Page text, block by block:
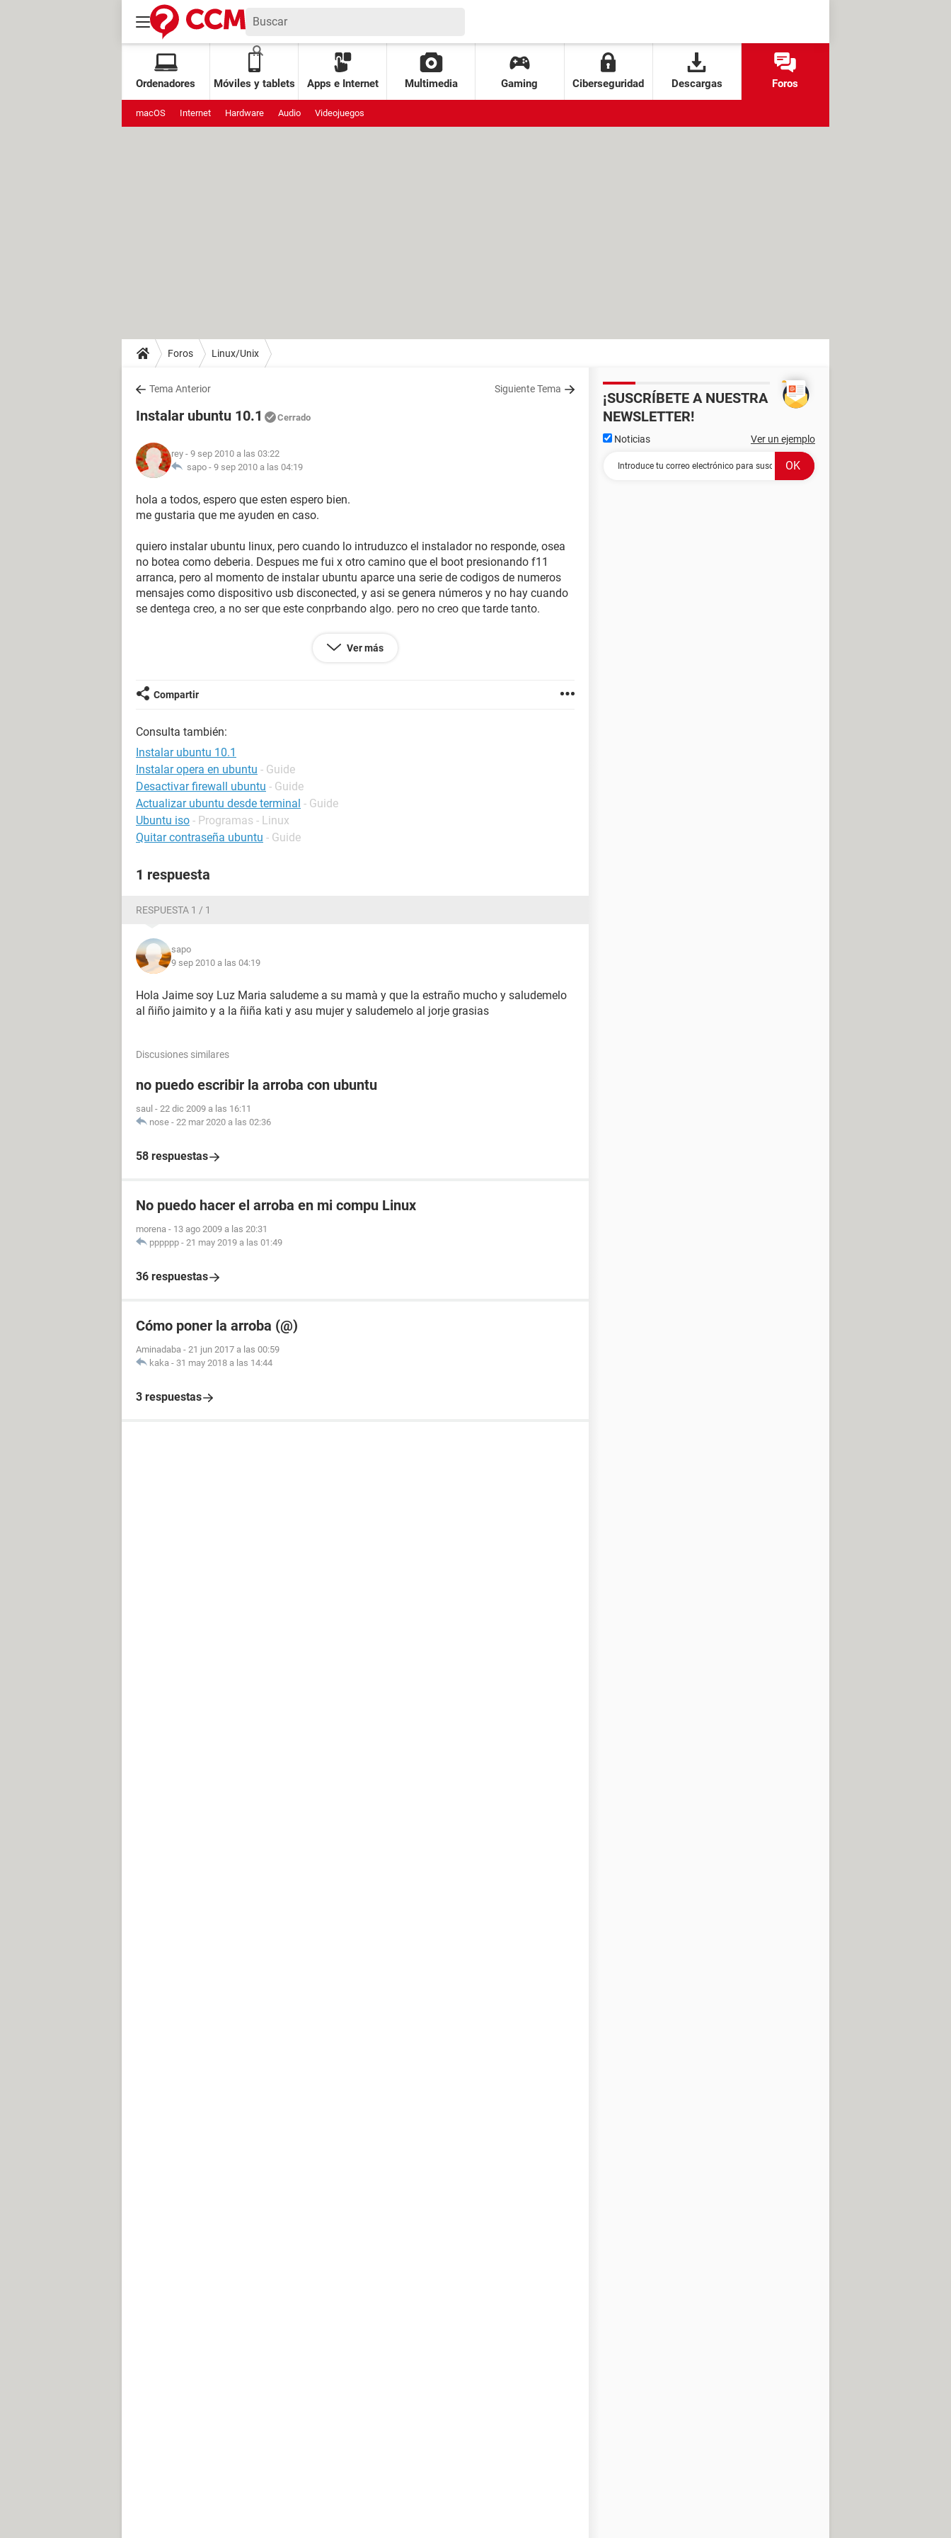
Ordenadores Móviles y tablets Apps e Internet Multimedia Gaming Ciberseguridad Descargas Foros
macOS Internet Hardware Audio Videojuegos
Foros Linux/Unix
Tema Anterior Siguiente Tema
Instalar ubuntu 10.1 Cerrado
rey - 9 sep 2010 a las 03:22
sapo - 9 sep 2010 a las 04:19
hola a todos, espero que esten espero bien.
me gustaria que me ayuden en caso.
quiero instalar ubuntu linux, pero cuando lo intruduzco el instalador no responde, osea
no botea como deberia. Despues me fui x otro camino que el boot presionando f11
arranca, pero al momento de instalar ubuntu aparce una serie de codigos de numeros
mensajes como dispositivo usb disconected, y asi se genera números y no hay cuando
se dentega creo, a no ser que este conprbando algo. pero no creo que tarde tanto.
Ver más
Compartir
Consulta también:
Instalar ubuntu 10.1
Instalar opera en ubuntu - Guide
Desactivar firewall ubuntu - Guide
Actualizar ubuntu desde terminal - Guide
Ubuntu iso - Programas - Linux
Quitar contraseña ubuntu - Guide
1 respuesta
RESPUESTA 1 / 1
sapo
9 sep 2010 a las 04:19
Hola Jaime soy Luz Maria saludeme a su mamà y que la estraño mucho y saludemelo
al ñiño jaimito y a la ñiña kati y asu mujer y saludemelo al jorje grasias
Discusiones similares
no puedo escribir la arroba con ubuntu
saul - 22 dic 2009 a las 16:11
nose - 22 mar 2020 a las 02:36
58 respuestas
No puedo hacer el arroba en mi compu Linux
morena - 13 ago 2009 a las 20:31
pppppp - 21 may 2019 a las 01:49
36 respuestas
Cómo poner la arroba (@)
Aminadaba - 21 jun 2017 a las 00:59
kaka - 31 may 2018 a las 14:44
3 respuestas
¡SUSCRÍBETE A NUESTRA
NEWSLETTER!
Noticias Ver un ejemplo